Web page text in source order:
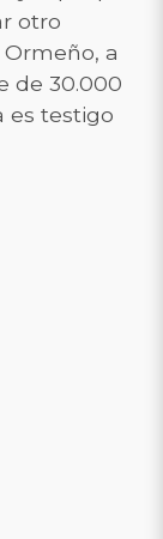
otro
a
de 30.000
es testigo